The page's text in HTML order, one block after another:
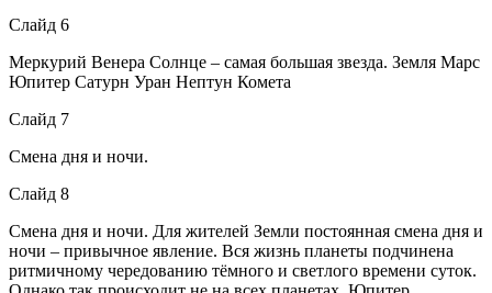
Слайд 6
Меркурий Венера Солнце – самая большая звезда. Земля Марс
Юпитер Сатурн Уран Нептун Комета
Слайд 7
Смена дня и ночи.
Слайд 8
Смена дня и ночи. Для жителей Земли постоянная смена дня и
ночи – привычное явление. Вся жизнь планеты подчинена
ритмичному чередованию тёмного и светлого времени суток.